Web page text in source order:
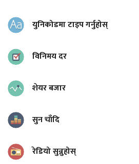
युनिकोडमा टाइप गर्नुहोस्
विनिमय दर
शेयर बजार
सुन चाँदि
रेडियो सुन्नुहोस्